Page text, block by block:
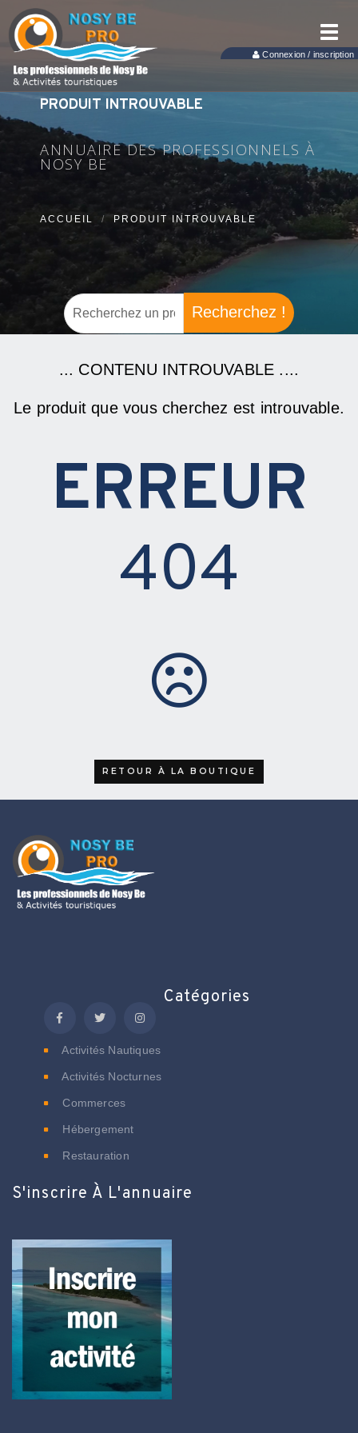
Connexion / inscription
PRODUIT INTROUVABLE
ANNUAIRE DES PROFESSIONNELS À
NOSY BE
ACCUEIL PRODUIT INTROUVABLE
Recherchez !
... CONTENU INTROUVABLE ....
Le produit que vous cherchez est introuvable.
ERREUR
404
RETOUR À LA BOUTIQUE
Catégories
Activités Nautiques
Activités Nocturnes
Commerces
Hébergement
Restauration
S'inscrire À L'annuaire